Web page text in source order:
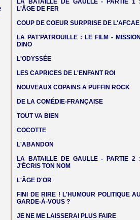
LA BATAILLE DE GAULLE - PARTIE 1
L'ÂGE DE FER
COUP DE COEUR SURPRISE DE L'AFCAE
LA PAT'PATROUILLE : LE FILM -
DINO
L'ODYSSÉE
LES CAPRICES DE L'ENFANT ROI
NOUVEAUX COPAINS A PUFFIN ROCK
DE LA COMÉDIE-FRANÇAISE
TOUT VA BIEN
COCOTTE
L'ABANDON
LA BATAILLE DE GAULLE - PARTIE 2
J'ÉCRIS TON NOM
L'ÂGE D'OR
FINI DE RIRE ! L'HUMOUR POLITIQUE
GARDE-À-VOUS ?
JE NE ME LAISSERAI PLUS FAIRE